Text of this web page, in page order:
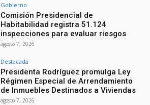
Gobierno
Comisión Presidencial de
Habitabilidad registra 51.124
inspecciones para evaluar riesgos
agosto 7, 2026
Destacada
Presidenta Rodríguez promulga Ley
Régimen Especial de Arrendamiento
de Inmuebles Destinados a Viviendas
agosto 7, 2026